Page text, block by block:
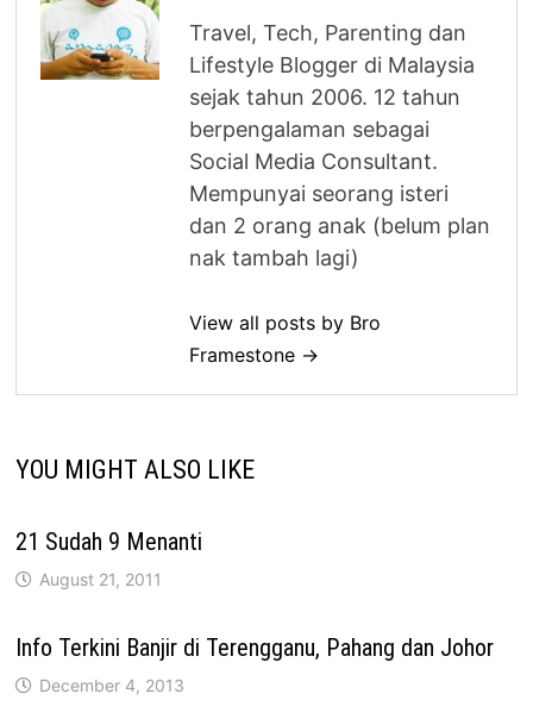
Travel, Tech, Parenting dan
Lifestyle Blogger di Malaysia
sejak tahun 2006. 12 tahun
berpengalaman sebagai
Social Media Consultant.
Mempunyai seorang isteri
dan 2 orang anak (belum plan
nak tambah lagi)
View all posts by Bro
Framestone →
YOU MIGHT ALSO LIKE
21 Sudah 9 Menanti
August 21, 2011
Info Terkini Banjir di Terengganu, Pahang dan Johor
December 4, 2013